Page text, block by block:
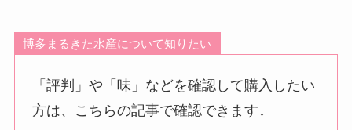
博多まるきた水産について知りたい
「評判」や「味」などを確認して購入したい
方は、こちらの記事で確認できます↓